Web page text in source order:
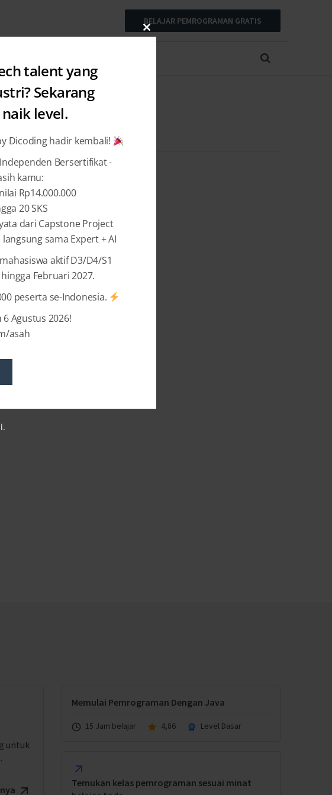
BELAJAR PEMROGRAMAN GRATIS
Jati
untuk
Memulai Pemrograman Dengan Java
15 Jam belajar 4,86 Level Dasar
Temukan kelas pemrograman sesuai minat
Close
talent yang
Sekarang
level.
Dicoding hadir kembali!
Bersertifikat -
kamu:
Rp14.000.000
20 SKS
dari Capstone Project
langsung sama Expert + AI
aktif D3/D4/S1
Februari 2027.
peserta se-Indonesia.
Agustus 2026!
asah